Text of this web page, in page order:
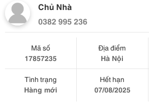
Chủ Nhà
0382 995 236
Mã số
17857235
Địa điểm
Hà Nội
Tình trạng
Hàng mới
Hết hạn
07/08/2025